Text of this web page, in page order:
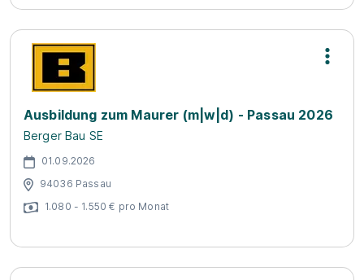
Ausbildung zum Maurer (m|w|d) - Passau 2026
Berger Bau SE
01.09.2026
94036 Passau
1.080 - 1.550 € pro Monat